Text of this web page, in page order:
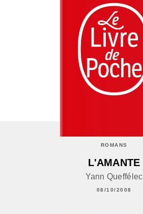
ROMANS
L'AMANTE
Yann Queffélec
08/10/2008